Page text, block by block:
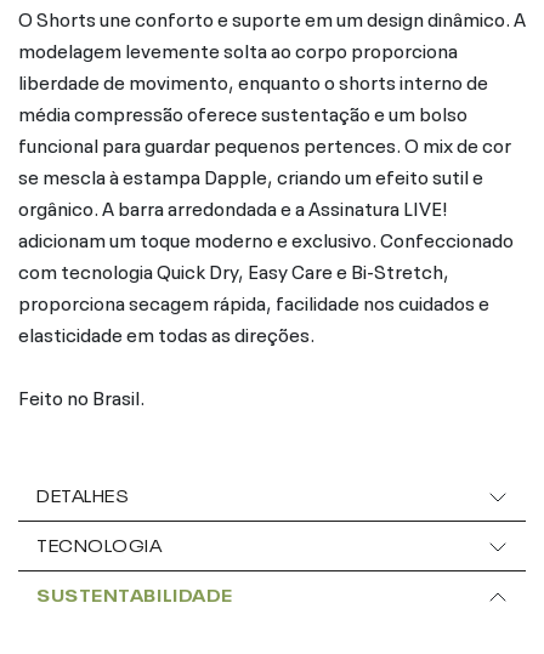
O Shorts une conforto e suporte em um design dinâmico. A
modelagem levemente solta ao corpo proporciona
liberdade de movimento, enquanto o shorts interno de
média compressão oferece sustentação e um bolso
funcional para guardar pequenos pertences. O mix de cor
se mescla à estampa Dapple, criando um efeito sutil e
orgânico. A barra arredondada e a Assinatura LIVE!
adicionam um toque moderno e exclusivo. Confeccionado
com tecnologia Quick Dry, Easy Care e Bi-Stretch,
proporciona secagem rápida, facilidade nos cuidados e
elasticidade em todas as direções.
Feito no Brasil.
DETALHES
TECNOLOGIA
SUSTENTABILIDADE